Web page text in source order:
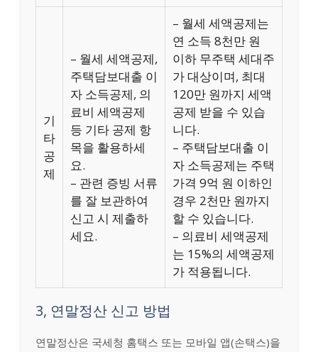
기
타
공
제
– 월세 세액공제,
주택담보대출 이
자 소득공제, 의
료비 세액공제
등 기타 공제 항
목을 활용하세
요.
– 관련 증빙 서류
를 잘 보관하여
신고 시 제출하
세요.
– 월세 세액공제는
연 소득 8천만 원
이하 무주택 세대주
가 대상이며, 최대
120만 원까지 세액
공제 받을 수 있습
니다.
– 주택담보대출 이
자 소득공제는 주택
가격 9억 원 이하인
경우 2천만 원까지
할 수 있습니다.
– 의료비 세액공제
는 15%의 세액공제
가 적용됩니다.
3, 연말정산 신고 방법
연말정산은 국세청 홈택스 또는 모바일 앱(손택스)을